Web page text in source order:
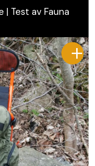
Test av Fauna